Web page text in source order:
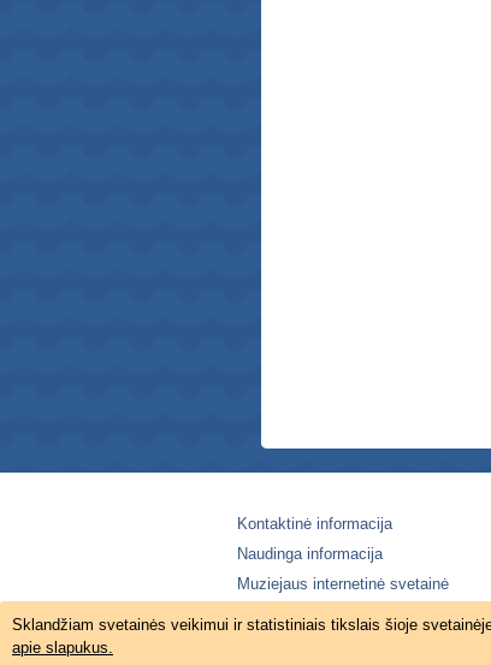
Kontaktinė informacija
Naudinga informacija
Muziejaus internetinė svetainė
Sklandžiam svetainės veikimui ir statistiniais tikslais šioje
apie slapukus.